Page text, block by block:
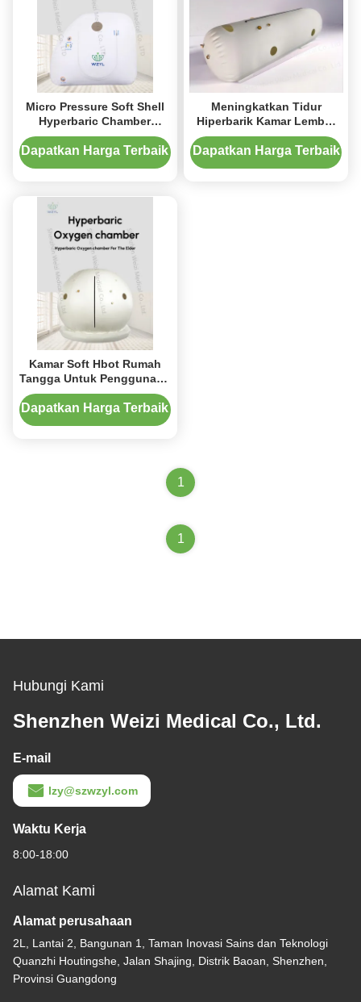
Micro Pressure Soft Shell
Hyperbaric Chamber
Duduk Kamar Tunggal
Dapatkan Harga Terbaik
Meningkatkan Tidur
Hiperbarik Kamar Lembut
190cm Ruang Tunggal
Horizontal
Dapatkan Harga Terbaik
Kamar Soft Hbot Rumah
Tangga Untuk Penggunaan
Rumah Tangga 4 Orang
180cmx175cm
Dapatkan Harga Terbaik
1
1
Hubungi Kami
Shenzhen Weizi Medical Co., Ltd.
E-mail
lzy@szwzyl.com
Waktu Kerja
8:00-18:00
Alamat Kami
Alamat perusahaan
2L, Lantai 2, Bangunan 1, Taman Inovasi Sains dan Teknologi
Quanzhi Houtingshe, Jalan Shajing, Distrik Baoan, Shenzhen,
Provinsi Guangdong